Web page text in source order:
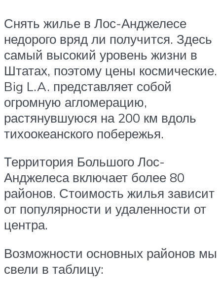
Снять жилье в Лос-Анджелесе
недорого вряд ли получится. Здесь
самый высокий уровень жизни в
Штатах, поэтому цены космические.
Big L.A. представляет собой
огромную агломерацию,
растянувшуюся на 200 км вдоль
тихоокеанского побережья.
Территория Большого Лос-
Анджелеса включает более 80
районов. Стоимость жилья зависит
от популярности и удаленности от
центра.
Возможности основных районов мы
свели в таблицу: